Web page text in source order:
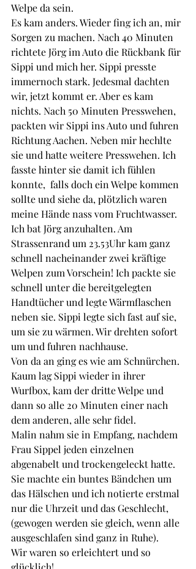
Welpe da sein.
Es kam anders. Wieder fing ich an, mir
Sorgen zu machen. Nach 40 Minuten
richtete Jörg im Auto die Rückbank für
Sippi und mich her. Sippi presste
immernoch stark. Jedesmal dachten
wir, jetzt kommt er. Aber es kam
nichts. Nach 50 Minuten Presswehen,
packten wir Sippi ins Auto und fuhren
Richtung Aachen. Neben mir hechlte
sie und hatte weitere Presswehen. Ich
fasste hinter sie damit ich fühlen
konnte,  falls doch ein Welpe kommen
sollte und siehe da, plötzlich waren
meine Hände nass vom Fruchtwasser.
Ich bat Jörg anzuhalten. Am
Strassenrand um 23.53Uhr kam ganz
schnell nacheinander zwei kräftige
Welpen zum Vorschein! Ich packte sie
schnell unter die bereitgelegten
Handtücher und legte Wärmflaschen
neben sie. Sippi legte sich fast auf sie,
um sie zu wärmen. Wir drehten sofort
um und fuhren nachhause.
Von da an ging es wie am Schnürchen.
Kaum lag Sippi wieder in ihrer
Wurfbox, kam der dritte Welpe und
dann so alle 20 Minuten einer nach
dem anderen, alle sehr fidel.
Malin nahm sie in Empfang, nachdem
Frau Sippel jeden einzelnen
abgenabelt und trockengeleckt hatte.
Sie machte ein buntes Bändchen um
das Hälschen und ich notierte erstmal
nur die Uhrzeit und das Geschlecht,
(gewogen werden sie gleich, wenn alle
ausgeschlafen sind ganz in Ruhe).
Wir waren so erleichtert und so